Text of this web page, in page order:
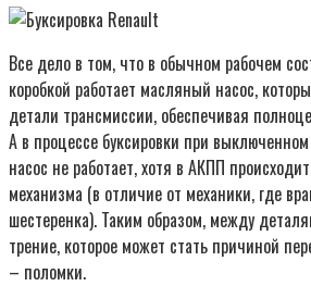
Все дело в том, что в обычном рабочем
коробкой работает масляный насос,
детали трансмиссии, обеспечивая
А в процессе буксировки при
насос не работает, хотя в АКПП
механизма (в отличие от механики, где
шестеренка). Таким образом, между
трение, которое может стать причиной
– поломки.